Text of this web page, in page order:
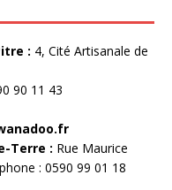
: 4, Cité Artisanale de
90 11 43
Terre : Rue Maurice
: 0590 99 01 18